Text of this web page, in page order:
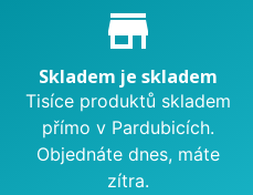
Proč nakupovat u nás?
store_mall_directory
Skladem je skladem
Tisíce produktů skladem
přímo v Pardubicích.
Objednáte dnes, máte
zítra.